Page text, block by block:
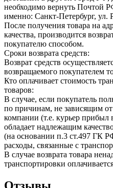
необходимо вернуть Почтой
именно: Санкт-Петербург,
После получения товара на
качества, производится
покупателю способом.
Сроки возврата средств:
Возврат средств
возвращаемого покупателем
Кто оплачивает стоимость
товаров:
В случае, если покупатель
по причинам, не зависящим
компании (т.е. курьер прибыл
обладает надлежащим
(на основании п.3 ст.497 ГК
расходы, связанные с
В случае возврата товара
транспортировки
Отзывы